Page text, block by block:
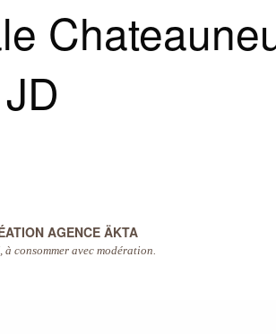
AGENCE ÄKTA
consommer avec modération.